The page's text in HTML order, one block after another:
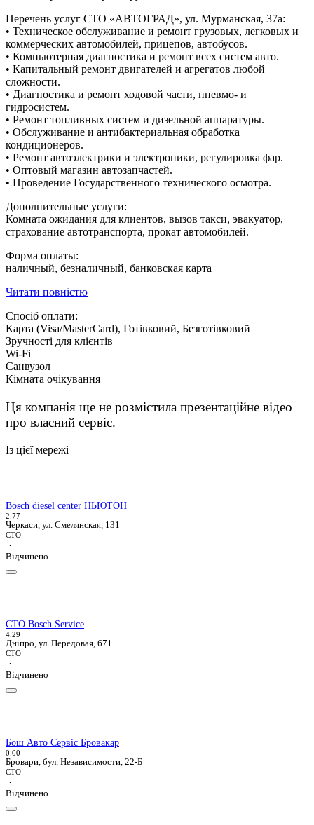
Перечень услуг СТО «АВТОГРАД», ул. Мурманская, 37а:
• Техническое обслуживание и ремонт грузовых, легковых и
коммерческих автомобилей, прицепов, автобусов.
• Компьютерная диагностика и ремонт всех систем авто.
• Капитальный ремонт двигателей и агрегатов любой
сложности.
• Диагностика и ремонт ходовой части, пневмо- и
гидросистем.
• Ремонт топливных систем и дизельной аппаратуры.
• Обслуживание и антибактериальная обработка
кондиционеров.
• Ремонт автоэлектрики и электроники, регулировка фар.
• Оптовый магазин автозапчастей.
• Проведение Государственного технического осмотра.
Дополнительные услуги:
Комната ожидания для клиентов, вызов такси, эвакуатор,
страхование автотранспорта, прокат автомобилей.
Форма оплаты:
наличный, безналичный, банковская карта
Читати повністю
Спосіб оплати:
Карта (Visa/MasterCard), Готівковий, Безготівковий
Зручності для клієнтів
Wi-Fi
Санвузол
Кімната очікування
Ця компанія ще не розмістила презентаційне відео
про власний сервіс.
Із цієї мережі
Bosch diesel center НЬЮТОН
2.77
Черкаси, ул. Смелянская, 131
СТО
·
Відчинено
СТО Bosch Service
4.29
Дніпро, ул. Передовая, 671
СТО
·
Відчинено
Бош Авто Сервіс Бровакар
0.00
Бровари, бул. Независимости, 22-Б
СТО
·
Відчинено